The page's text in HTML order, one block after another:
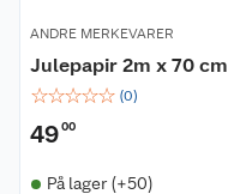
ANDRE MERKEVARER
Julepapir 2m x 70 cm
☆☆☆☆☆ (0)
4900
På lager (+50)